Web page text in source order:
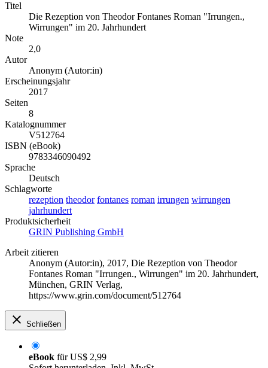
Titel
Die Rezeption von Theodor Fontanes Roman "Irrungen.,
Wirrungen" im 20. Jahrhundert
Note
2,0
Autor
Anonym (Autor:in)
Erscheinungsjahr
2017
Seiten
8
Katalognummer
V512764
ISBN (eBook)
9783346090492
Sprache
Deutsch
Schlagworte
rezeption theodor fontanes roman irrungen wirrungen
jahrhundert
Produktsicherheit
GRIN Publishing GmbH
Arbeit zitieren
Anonym (Autor:in), 2017, Die Rezeption von Theodor
Fontanes Roman "Irrungen., Wirrungen" im 20. Jahrhundert,
München, GRIN Verlag,
https://www.grin.com/document/512764
Schließen
eBook fürUS$ 2,99